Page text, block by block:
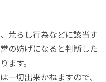
荒らし行為などに該当す
の妨げになると判断した
ます。
一切出来かねますので、